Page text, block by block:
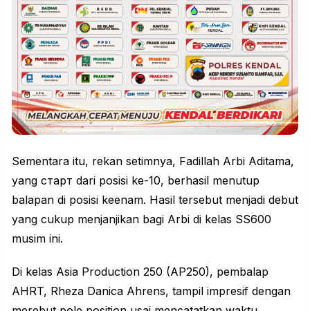
Sementara itu, rekan setimnya, Fadillah Arbi Aditama,
yang старт dari posisi ke-10, berhasil menutup
balapan di posisi keenam. Hasil tersebut menjadi debut
yang cukup menjanjikan bagi Arbi di kelas SS600
musim ini.
Di kelas Asia Production 250 (AP250), pembalap
AHRT, Rheza Danica Ahrens, tampil impresif dengan